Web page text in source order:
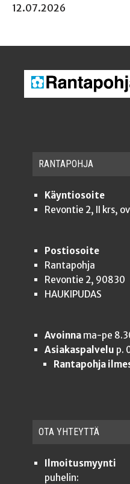
12.07.2026
RAN­TA­POH­JA
Käyntiosoite
Revontie 2, II krs,
Postiosoite
Rantapohja
Revontie 2, 90830
HAUKIPUDAS
Avoinnama-pe
Asiakaspalvelu p.
Rantapohja
OTA YHTEYT­TÄ
Ilmoitusmyynti
puhelin: